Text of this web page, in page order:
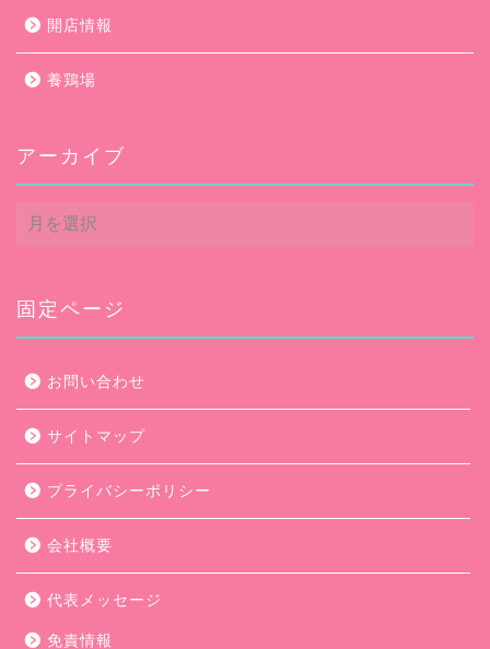
開店情報
養鶏場
アーカイブ
ア
ー
ブ
固定ページ
お問い合わせ
サイトマップ
プライバシーポリシー
会社概要
代表メッセージ
免責情報